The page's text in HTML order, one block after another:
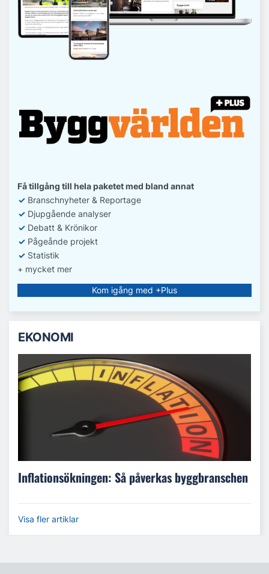
Få tillgång till hela paketet med bland annat
✓ Branschnyheter & Reportage
✓ Djupgående analyser
✓ Debatt & Krönikor
✓ Pågeånde projekt
✓ Statistik
+ mycket mer
Kom igång med +Plus
EKONOMI
Inflationsökningen: Så påverkas byggbranschen
Visa fler artiklar